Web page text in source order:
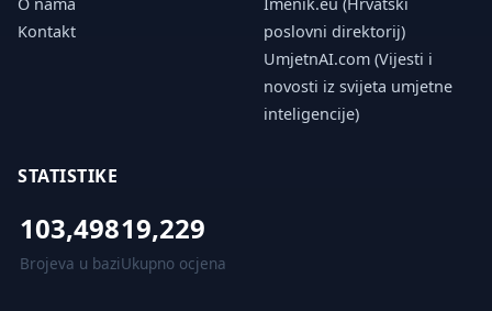
O nama
Kontakt
Imenik.eu (Hrvatski
poslovni direktorij)
UmjetnAI.com (Vijesti i
novosti iz svijeta umjetne
inteligencije)
STATISTIKE
103,498
Brojeva u bazi
19,229
Ukupno ocjena